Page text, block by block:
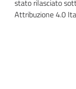
stato rilasciato
Attribuzione 4.0